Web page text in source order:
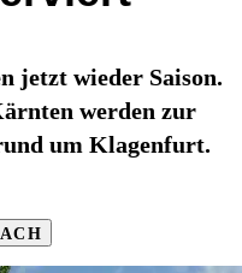
jetzt wieder Saison.
werden zur
um Klagenfurt.